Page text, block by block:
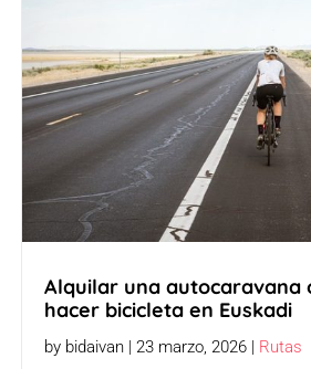
Alquilar una autocaravana
hacer bicicleta en Euskadi
by bidaivan | 23 marzo, 2026 | Rutas